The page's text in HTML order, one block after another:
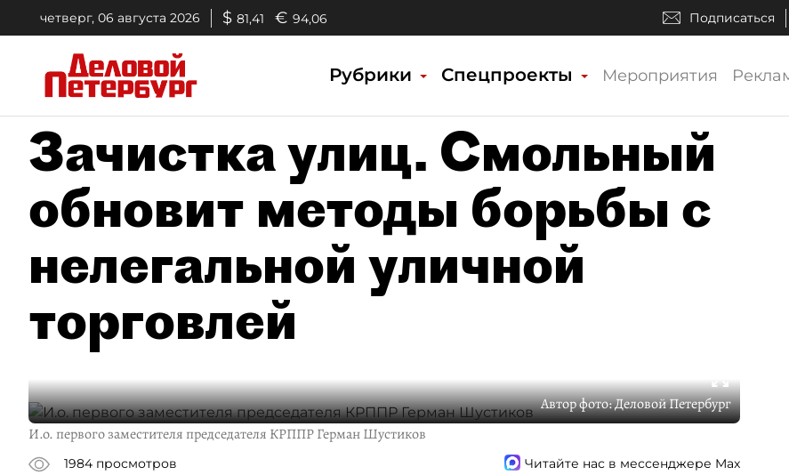
четверг, 06 августа 2026 $ 81,41 € 94,06 Подписаться
Рубрики Спецпроекты Мероприятия
Зачистка улиц. Смольный
обновит методы борьбы с
нелегальной уличной
торговлей
Автор фото:Деловой Петербург
И.о. первого заместителя председателя КРППР Герман Шустиков
1984 просмотров Читайте нас в мессенджере Max